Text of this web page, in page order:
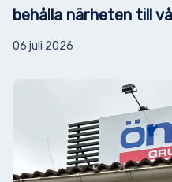
behålla närheten till
06 juli 2026